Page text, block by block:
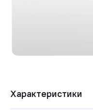
Характеристики